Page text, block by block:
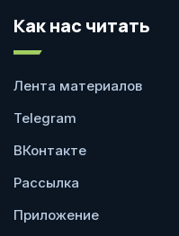
Как нас читать
Лента материалов
Telegram
ВКонтакте
Рассылка
Приложение